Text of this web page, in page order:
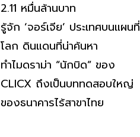
2.11 หมื่นล้านบาท
รู้จัก ‘จอร์เจีย’ ประเทศบนแผนที่
โลก ดินแดนที่น่าค้นหา
ทำไมดราม่า “นักบิด” ของ
CLICX ถึงเป็นบททดสอบใหญ่
ของธนาคารไร้สาขาไทย